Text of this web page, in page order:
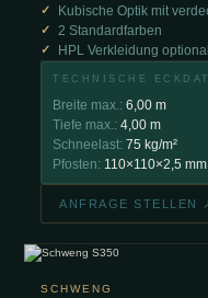
Kubische Optik mit
2 Standardfarben
HPL Verkleidung optional
TECHNISCHE
Breite max.:6,00 m
Tiefe max.:4,00 m
Schneelast:75 kg/m²
Pfosten: 110×110×2,5 mm
ANFRAGE STELLEN
SCHWENG